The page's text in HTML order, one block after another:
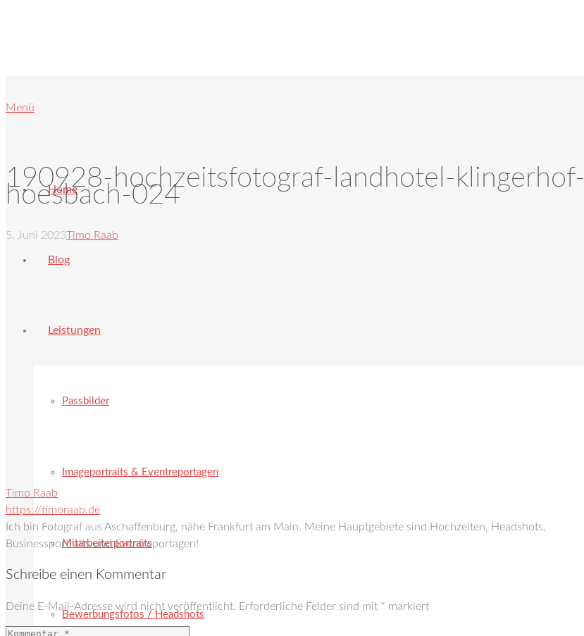
Menü
Home
Blog
Leistungen
Passbilder
Imageportraits & Eventreportagen
Mitarbeiterportraits
Bewerbungsfotos / Headshots
190928-hochzeitsfotograf-landhotel-klingerhof-
hoesbach-024
5. Juni 2023Timo Raab
Timo Raab
https://timoraab.de
Ich bin Fotograf aus Aschaffenburg, nähe Frankfurt am Main. Meine Hauptgebiete sind Hochzeiten, Headshots,
Businessportraits und Eventreportagen!
Schreibe einen Kommentar
Deine E-Mail-Adresse wird nicht veröffentlicht. Erforderliche Felder sind mit * markiert